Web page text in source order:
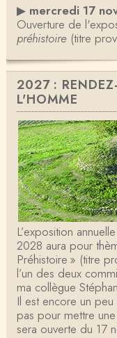
▶ mercredi 17
Ouverture de
préhistoire(titre
2027 :
L'HOMME
L’exposition
2028 aura pour
Préhistoire » (titre
l’un des deux
ma collègue
Il est encore un
pas pour mettre
sera ouverte du 17